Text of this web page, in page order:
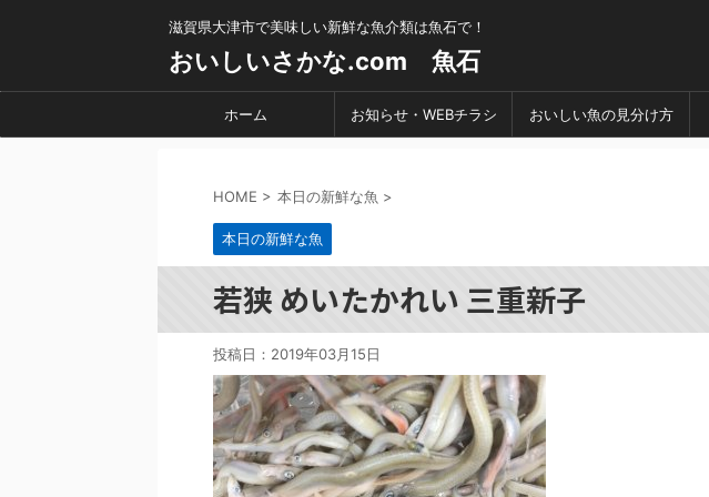
滋賀県大津市で美味しい新鮮な魚介類は魚石で！
おいしいさかな.com 魚石
ホーム お知らせ・WEBチラシ おいしい魚の見分け方
HOME > 本日の新鮮な魚 >
本日の新鮮な魚
若狭 めいたかれい 三重新子
投稿日： 2019年03月15日